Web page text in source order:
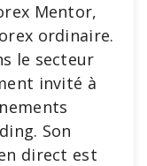
Mentor,
ordinaire.
le secteur
invité à
Son
direct est